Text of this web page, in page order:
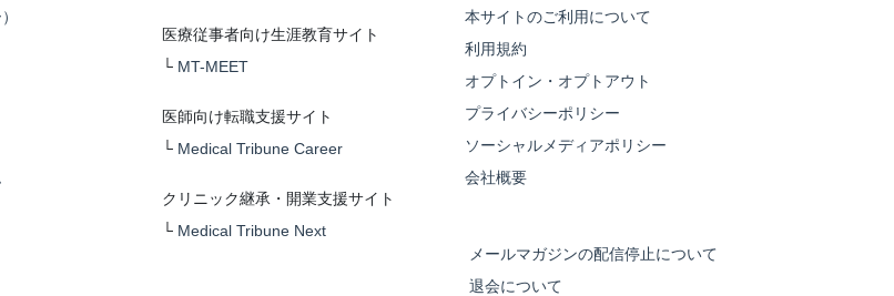
医療従事者向け生涯教育サイト
└ MT-MEET
医師向け転職支援サイト
└ Medical Tribune Career
クリニック継承・開業支援サイト
└ Medical Tribune Next
本サイトのご利用について
利用規約
オプトイン・オプトアウト
プライバシーポリシー
ソーシャルメディアポリシー
会社概要
メールマガジンの配信停止について
退会について